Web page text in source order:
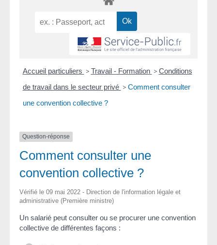
Accueil particuliers > Travail - Formation > Conditions
de travail dans le secteur privé > Comment consulter
une convention collective ?
Question-réponse
Comment consulter une
convention collective ?
Vérifié le 09 mai 2022 - Direction de l'information légale et
administrative (Première ministre)
Un salarié peut consulter ou se procurer une convention
collective de différentes façons :